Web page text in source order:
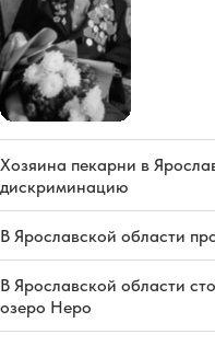
Хозяина пекарни в
дискриминацию
В Ярославской области
В Ярославской области
озеро Неро